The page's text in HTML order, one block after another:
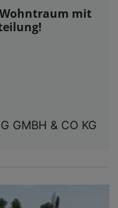
mit
GMBH & CO KG